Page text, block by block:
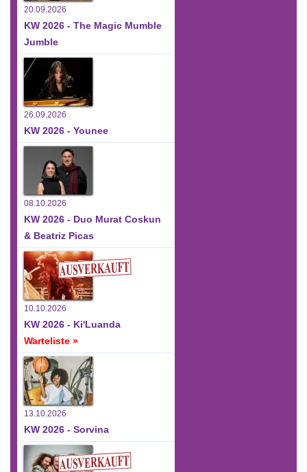
20.09.2026
KW 2026 - The Magic Mumble
Jumble
26.09.2026
KW 2026 - Younee
08.10.2026
KW 2026 - Duo Murat Coskun
& Beatriz Picas
10.10.2026
KW 2026 - Ki'Luanda
Warteliste »
13.10.2026
KW 2026 - Sorvina